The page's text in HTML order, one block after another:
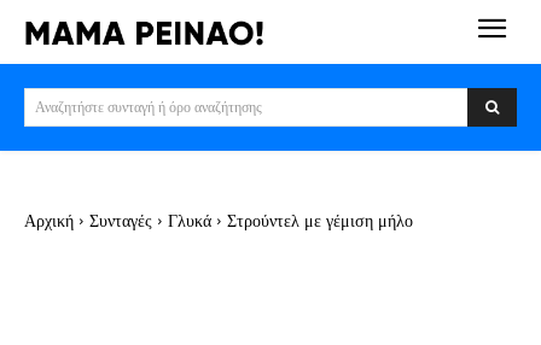
Αναζητήστε συνταγή ή όρο αναζήτησης
Αρχική Συνταγές Γλυκά Στρούντελ με γέμιση μήλο